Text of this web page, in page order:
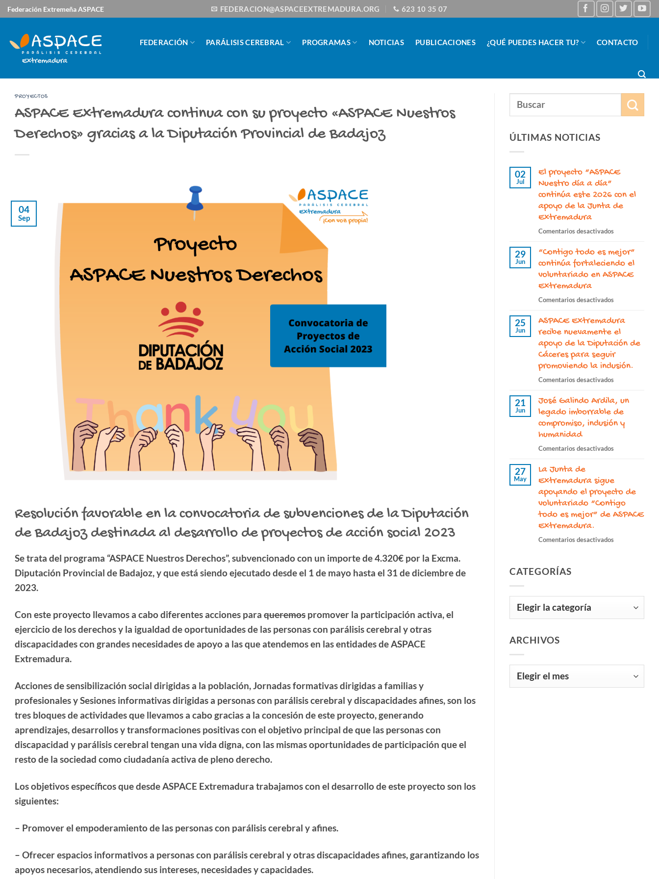
Saltar
al
contenido
Federación Extremeña ASPACE FEDERACION@ASPACEEXTREMADURA.ORG 623 10 35 07
FEDERACIÓN PARÁLISIS CEREBRAL PROGRAMAS NOTICIAS PUBLICACIONES ¿QUÉ PUEDES HACER TU? CONTACTO
PROYECTOS
ASPACE Extremadura continua con su proyecto «ASPACE Nuestros
Derechos» gracias a la Diputación Provincial de Badajoz
04
Sep
Resolución favorable en la convocatoria de subvenciones de la Diputación
de Badajoz destinada al desarrollo de proyectos de acción social 2023
Se trata del programa “ASPACE Nuestros Derechos”, subvencionado con un importe de 4.320€ por la Excma.
Diputación Provincial de Badajoz, y que está siendo ejecutado desde el 1 de mayo hasta el 31 de diciembre de
2023.
Con este proyecto llevamos a cabo diferentes acciones para queremos promover la participación activa, el
ejercicio de los derechos y la igualdad de oportunidades de las personas con parálisis cerebral y otras
discapacidades con grandes necesidades de apoyo a las que atendemos en las entidades de ASPACE
Extremadura.
Acciones de sensibilización social dirigidas a la población, Jornadas formativas dirigidas a familias y
profesionales y Sesiones informativas dirigidas a personas con parálisis cerebral y discapacidades afines, son los
tres bloques de actividades que llevamos a cabo gracias a la concesión de este proyecto, generando
aprendizajes, desarrollos y transformaciones positivas con el objetivo principal de que las personas con
discapacidad y parálisis cerebral tengan una vida digna, con las mismas oportunidades de participación que el
resto de la sociedad como ciudadanía activa de pleno derecho.
Los objetivos específicos que desde ASPACE Extremadura trabajamos con el desarrollo de este proyecto son los
siguientes:
– Promover el empoderamiento de las personas con parálisis cerebral y afines.
– Ofrecer espacios informativos a personas con parálisis cerebral y otras discapacidades afines, garantizando los
apoyos necesarios, atendiendo sus intereses, necesidades y capacidades.
ÚLTIMAS NOTICIAS
02
Jul
El proyecto “ASPACE
Nuestro día a día”
continúa este 2026 con el
apoyo de la Junta de
Extremadura
Comentarios desactivadosen
proyecto
“ASPACE
Nuestro
día”
este
2026
con
el
apoyo
de
Extremadura
29
Jun
“Contigo todo es mejor”
continúa fortaleciendo el
voluntariado en ASPACE
Extremadura
Comentarios desactivadosen
todo
es
mejor”
continúa
fortaleciendo
el
voluntariado
ASPACE
Extremadura
25
Jun
ASPACE Extremadura
recibe nuevamente el
apoyo de la Diputación de
Cáceres para seguir
promoviendo la inclusión.
Comentarios desactivadosen
Extremadura
recibe
nuevamente
de
de
Cáceres
para
seguir
21
Jun
José Galindo Ardila, un
legado imborrable de
compromiso, inclusión y
humanidad
Comentarios desactivadosen
Ardila,
un
legado
imborrable
inclusión
27
May
La Junta de
Extremadura sigue
apoyando el proyecto de
voluntariado “Contigo
todo es mejor” de ASPACE
Extremadura.
Comentarios desactivadosen
voluntariado
mejor”
CATEGORÍAS
Categorías
ARCHIVOS
Archivos